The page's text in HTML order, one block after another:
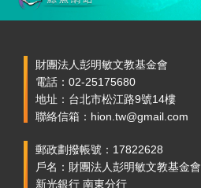
財團法人彭明敏文教基金會
電話：02-25175680
地址：台北市松江路9號14樓
聯絡信箱：hion.tw@gmail.com
郵政劃撥帳號：17822628
戶名：財團法人彭明敏文教基金會
新光銀行 南東分行